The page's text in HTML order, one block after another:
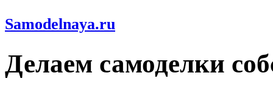
Samodelnaya.ru
Делаем самоделки